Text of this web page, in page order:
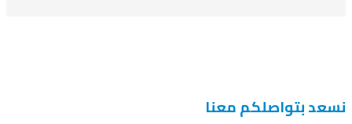
نسعد بتواصلكم معنا